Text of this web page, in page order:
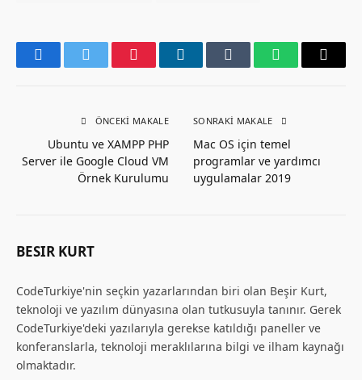
FacebookTwitter PinterestLinkedInTumblr WhatsAppEmail
ÖNCEKI MAKALE
Ubuntu ve XAMPP PHP
Server ile Google Cloud VM
Örnek Kurulumu
SONRAKI MAKALE
Mac OS için temel
programlar ve yardımcı
uygulamalar 2019
BESIR KURT
CodeTurkiye'nin seçkin yazarlarından biri olan Beşir Kurt,
teknoloji ve yazılım dünyasına olan tutkusuyla tanınır. Gerek
CodeTurkiye'deki yazılarıyla gerekse katıldığı paneller ve
konferanslarla, teknoloji meraklılarına bilgi ve ilham kaynağı
olmaktadır.